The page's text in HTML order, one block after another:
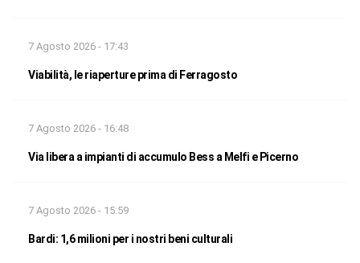
7 Agosto 2026 - 17:43
Viabilità, le riaperture prima di Ferragosto
7 Agosto 2026 - 16:48
Via libera a impianti di accumulo Bess a Melfi e Picerno
7 Agosto 2026 - 15:59
Bardi: 1,6 milioni per i nostri beni culturali